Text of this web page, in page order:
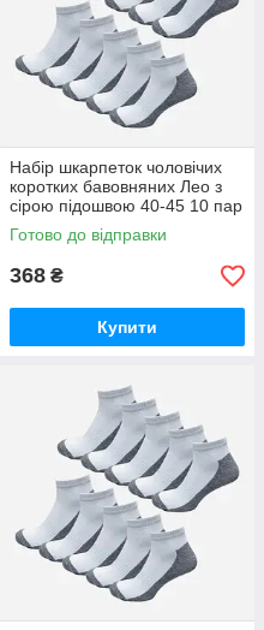
Набір шкарпеток чоловічих
коротких бавовняних Лео з
сірою підошвою 40-45 10 пар
Білий/Сірий
Готово до відправки
368 ₴
Купити